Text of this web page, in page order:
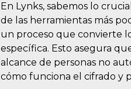
En Lynks, sabemos lo
de las herramientas más
un proceso que convierte
específica. Esto asegura
alcance de personas no
cómo funciona el cifrado y